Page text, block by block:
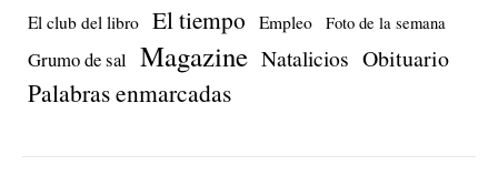
El club del libro El tiempo Empleo Foto de la semana
Grumo de sal Magazine Natalicios Obituario
Palabras enmarcadas